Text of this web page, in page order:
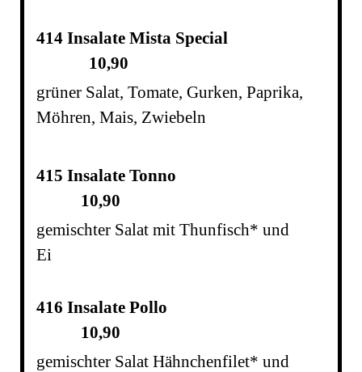
414 Insalate Mista Special
10,90
grüner Salat, Tomate, Gurken, Paprika,
Möhren, Mais, Zwiebeln
415 Insalate Tonno
10,90
gemischter Salat mit Thunfisch* und
Ei
416 Insalate Pollo
10,90
gemischter Salat Hähnchenfilet* und